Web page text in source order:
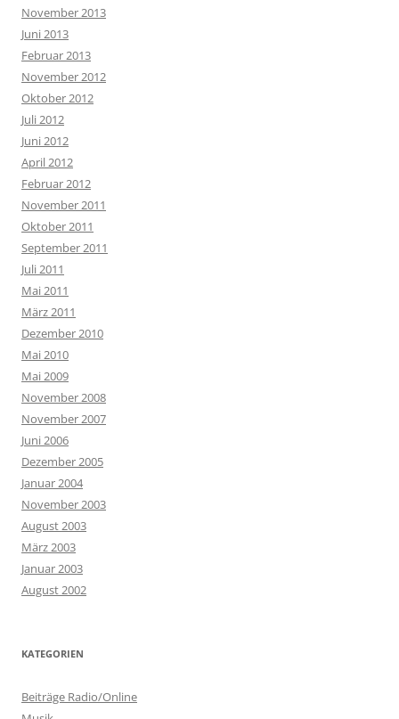
November 2013
Juni 2013
Februar 2013
November 2012
Oktober 2012
Juli 2012
Juni 2012
April 2012
Februar 2012
November 2011
Oktober 2011
September 2011
Juli 2011
Mai 2011
März 2011
Dezember 2010
Mai 2010
Mai 2009
November 2008
November 2007
Juni 2006
Dezember 2005
Januar 2004
November 2003
August 2003
März 2003
Januar 2003
August 2002
KATEGORIEN
Beiträge Radio/Online